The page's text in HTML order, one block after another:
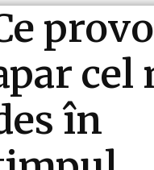
cel
în